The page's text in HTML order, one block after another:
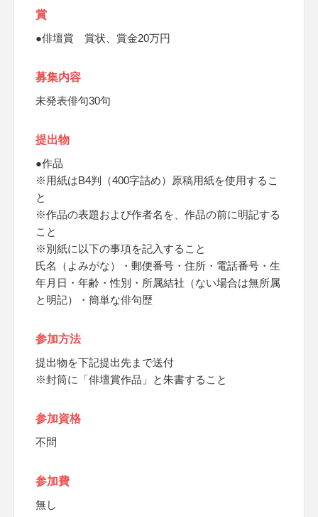
賞
●俳壇賞 賞状、賞金20万円
募集内容
未発表俳句30句
提出物
●作品
※用紙はB4判（400字詰め）原稿用紙を使用するこ
と
※作品の表題および作者名を、作品の前に明記する
こと
※別紙に以下の事項を記入すること
氏名（よみがな）・郵便番号・住所・電話番号・生
年月日・年齢・性別・所属結社（ない場合は無所属
と明記）・簡単な俳句歴
参加方法
提出物を下記提出先まで送付
※封筒に「俳壇賞作品」と朱書すること
参加資格
不問
参加費
無し